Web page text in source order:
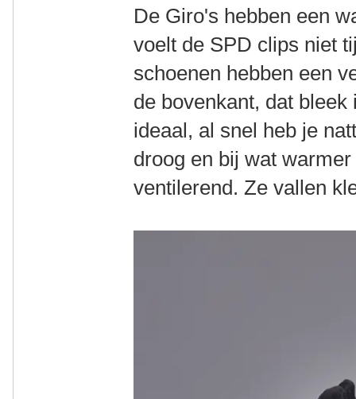
De Giro's hebben een
voelt de SPD clips niet
schoenen hebben een
de bovenkant, dat
ideaal, al snel heb je
droog en bij wat
ventilerend. Ze vallen